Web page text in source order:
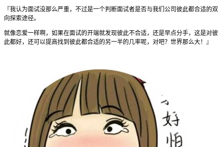
『我认为面试没那么严重，不过是一个判断面试者是否与我们公司彼此都合适的双
向探索途径。
就像恋爱一样啊，如果在面试的开端就发现彼此不合适，还是早点分手，这是对彼
此都好，还可以提高找到彼此都合适的另一半的几率呢，对吧？世界那么大！』